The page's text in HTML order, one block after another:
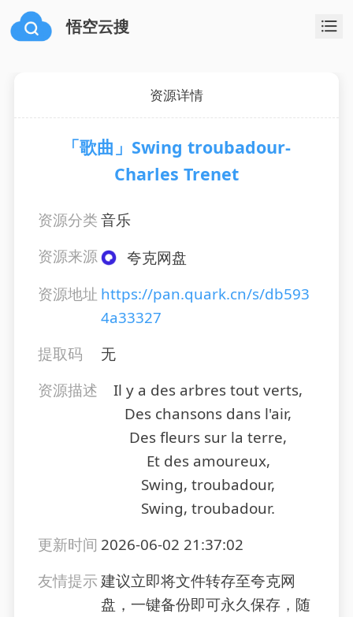
悟空云搜
资源详情
「歌曲」Swing troubadour-
Charles Trenet
资源分类音乐
资源来源
夸克网盘
资源地址 https://pan.quark.cn/s/db593
4a33327
提取码
无
资源描述
Il y a des arbres tout verts,
Des chansons dans l'air,
Des fleurs sur la terre,
Et des amoureux,
Swing, troubadour,
Swing, troubadour.
更新时间 2026-06-02 21:37:02
友情提示建议立即将文件转存至夸克网
盘，一键备份即可永久保存，随